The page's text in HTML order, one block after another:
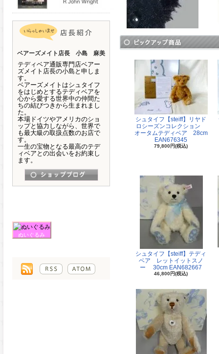
ベアーズメイト店長 小島 麻美
テディベア通販専門店ベアー
ズメイト店長の小島と申しま
す。
ベアーズメイトはシュタイフ
をはじめとするテディベアを
心から愛する世界中の仲間た
ちの結びつきから生まれまし
た。
本場ドイツやアメリカのショ
ップと協力しながら、世界で
も最大級の取扱点数のお店で
す。
一生の宝物となる最高のテデ
ィベアとの出会いをお約束し
ます。
ぬいぐるみ
シュタイフ【steiff】リヤド
ロシーズンコレクション
オータムテディベア 28cm
EAN676345
79,800円(税込)
シュタイフ【steiff】テディ
ベア レットイットスノ
ー 30cm EAN682667
46,800円(税込)